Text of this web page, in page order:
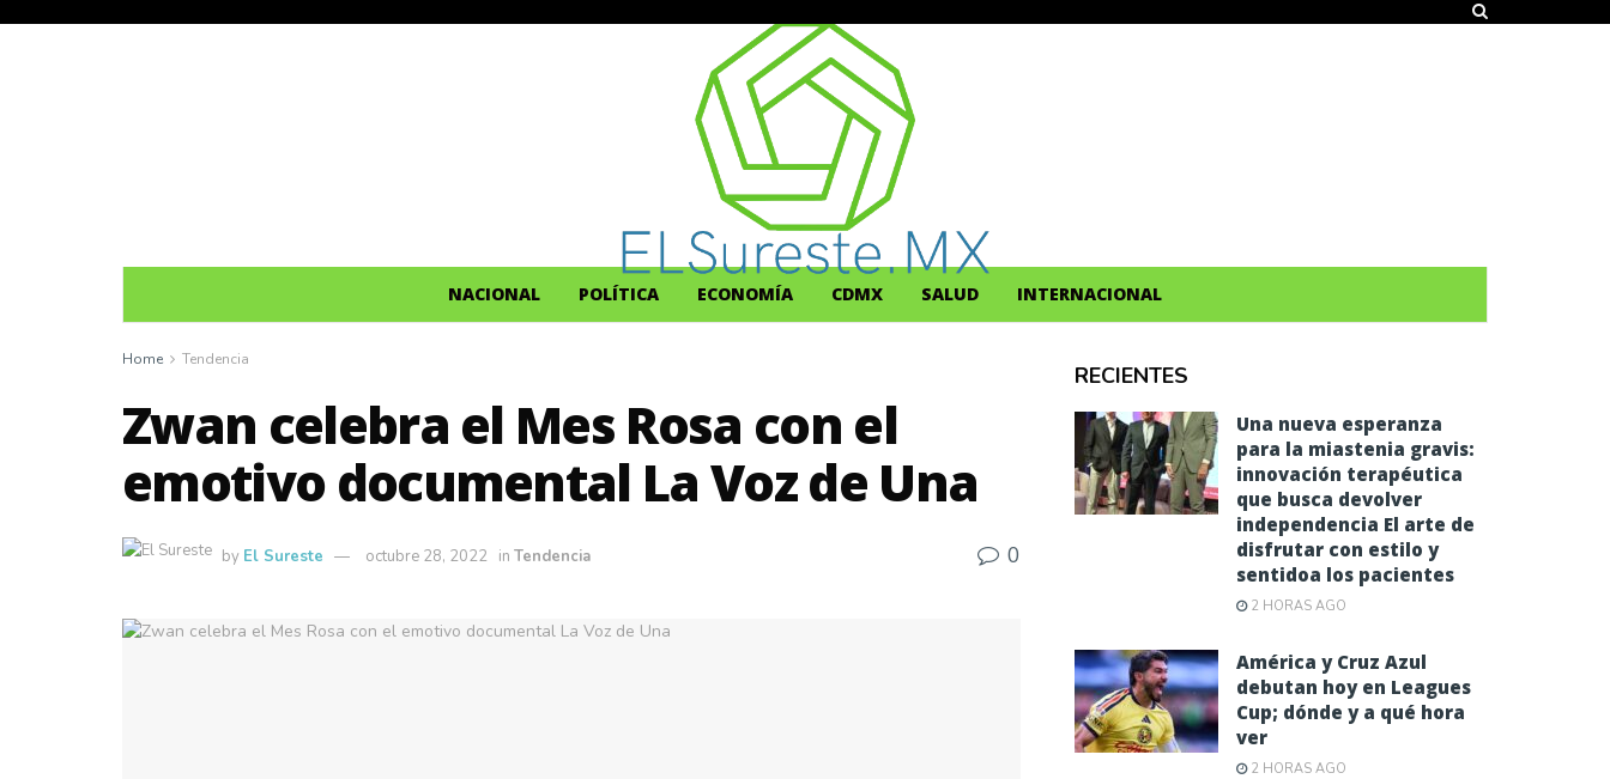
NACIONAL POLÍTICA ECONOMÍA CDMX SALUD INTERNACIONAL
Home Tendencia
Zwan celebra el Mes Rosa con el
emotivo documental La Voz de Una
by El Sureste octubre 28, 2022 in Tendencia 0
RECIENTES
Una nueva esperanza
para la miastenia gravis:
innovación terapéutica
que busca devolver
independencia El arte de
disfrutar con estilo y
sentidoa los pacientes
2 HORAS AGO
América y Cruz Azul
debutan hoy en Leagues
Cup; dónde y a qué hora
ver
2 HORAS AGO